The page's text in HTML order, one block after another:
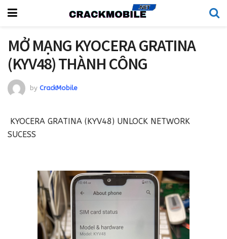
MỞ MẠNG KYOCERA GRATINA
(KYV48) THÀNH CÔNG
by CrackMobile
KYOCERA GRATINA (KYV48) UNLOCK NETWORK
SUCESS